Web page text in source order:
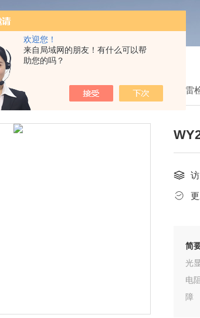
欢迎您！
来自局域网的朋友！有什么可以帮
助您的吗？
我的位置：首页 产品中心 防雷
简
光
电
障